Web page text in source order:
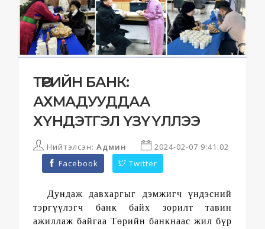
ТӨРИЙН БАНК:
АХМАДУУДДАА
ХҮНДЭТГЭЛ ҮЗҮҮЛЛЭЭ
Нийтэлсэн: Админ
2024-02-07 9:41:02
Facebook
Twitter
Дундаж давхаргыг дэмжигч үндэсний
тэргүүлэгч банк байх зорилт тавин
ажиллаж байгаа Төрийн банкнаас жил бүр